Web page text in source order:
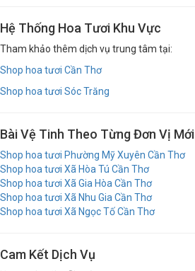
Hệ Thống Hoa Tươi Khu Vực
Tham khảo thêm dịch vụ trung tâm tại:
Shop hoa tươi Cần Thơ
Shop hoa tươi Sóc Trăng
Bài Vệ Tinh Theo Từng Đơn Vị Mới
Shop hoa tươi Phường Mỹ Xuyên Cần Thơ
Shop hoa tươi Xã Hòa Tú Cần Thơ
Shop hoa tươi Xã Gia Hòa Cần Thơ
Shop hoa tươi Xã Nhu Gia Cần Thơ
Shop hoa tươi Xã Ngọc Tố Cần Thơ
Cam Kết Dịch Vụ